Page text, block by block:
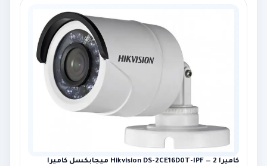
كاميرا Hikvision DS-2CE16D0T-IPF — 2 ميجابكسل كاميرا